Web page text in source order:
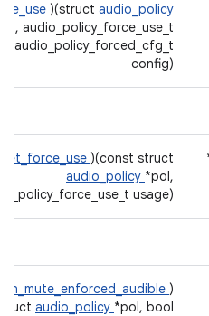
)(struct audio_policy
audio_policy_force_use_t
audio_policy_forced_cfg_t
config)
get_force_use )(const struct
audio_policy *pol,
usage)
)
audio_policy *pol, bool